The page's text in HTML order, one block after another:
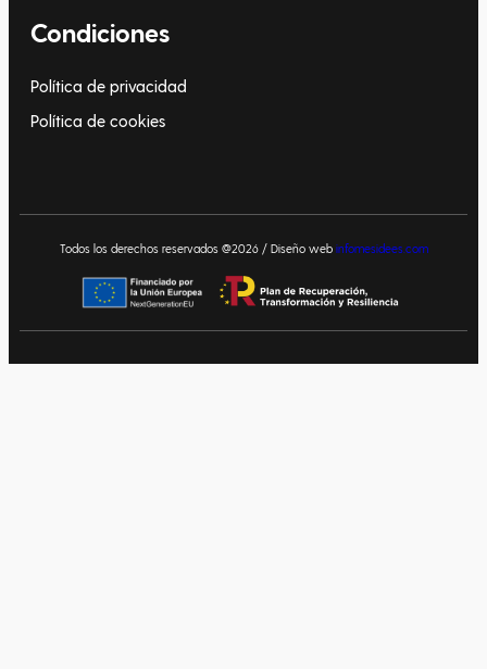
Condiciones
Política de privacidad
Política de cookies
Todos los derechos reservados @2026 / Diseño web infomesidees.com